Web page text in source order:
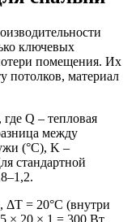
ключевых
помещения. Их
потолков, материал
Q – тепловая
между
(°C), K –
стандартной
ΔT = 20°C (внутри
× 20 × 1 = 300 Вт.